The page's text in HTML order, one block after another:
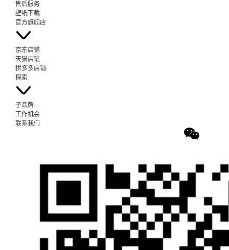
售后服务
壁纸下载
官方旗舰店
京东店铺
天猫店铺
拼多多店铺
探索
子品牌
工作机会
联系我们